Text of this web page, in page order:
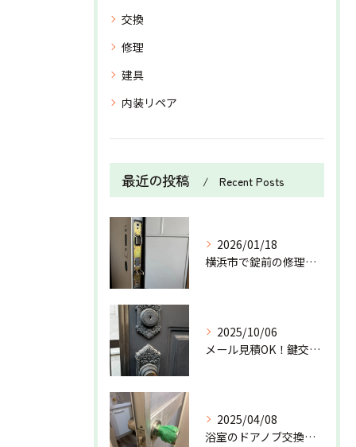
交換
修理
建具
内装リペア
最近の投稿 Recent Posts
2026/01/18
横浜市で錠前の修理を行いました！
2025/10/06
メール見積OK！鍵交換は万屋狐にお任せ
2025/04/08
浴室のドアノブ交換を行いました！